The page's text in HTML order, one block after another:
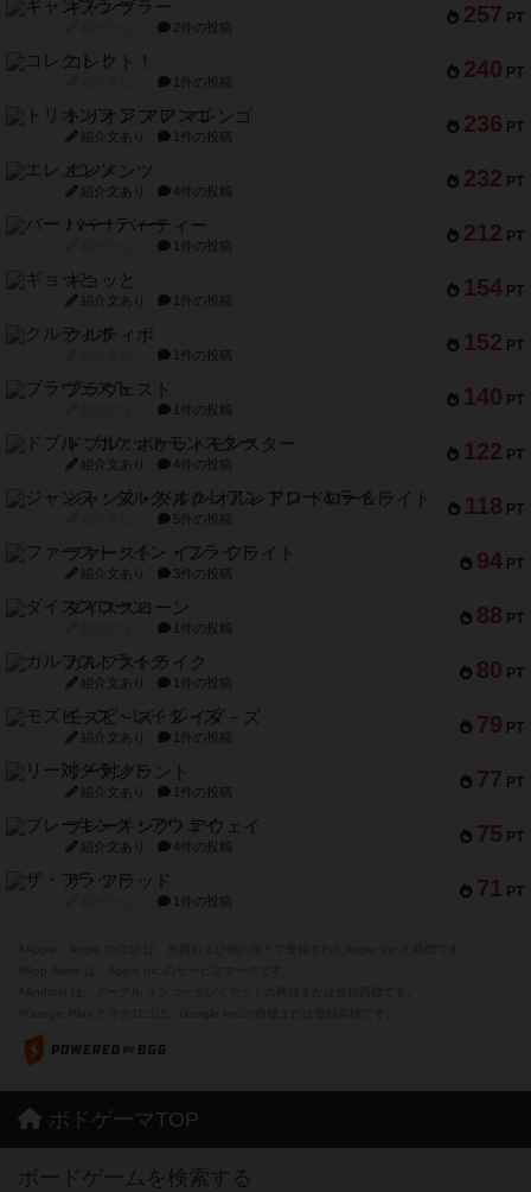
257 PT
ギャンブラー
2件の投稿
240 PT
コレクト！
1件の投稿
236 PT
トリオンフ ア マレンゴ
紹介文あり 1件の投稿
232 PT
エレメンツ
紹介文あり 4件の投稿
212 PT
バー！パーティー
1件の投稿
154 PT
ギョッと
紹介文あり 1件の投稿
152 PT
クルティボ
1件の投稿
140 PT
ブラヴェスト
1件の投稿
122 PT
ドブル：ポケットモンスター
紹介文あり 4件の投稿
118 PT
ジャンヌ・ダルク-オルレアン ドロー＆ライト
5件の投稿
94 PT
ファースト・イン・フライト
紹介文あり 3件の投稿
88 PT
ダイススローン
1件の投稿
80 PT
ガルフストライク
紹介文あり 1件の投稿
79 PT
モズビ－ズ・レイダ－ズ
紹介文あり 1件の投稿
77 PT
リー対グラント
紹介文あり 1件の投稿
75 PT
ブレーキング・アウェイ
紹介文あり 4件の投稿
71 PT
ザ・フラッド
1件の投稿
ボドゲーマTOP
ボードゲームを検索する